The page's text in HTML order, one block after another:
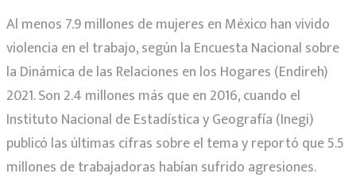
Al menos 7.9 millones de mujeres en México han vivido
violencia en el trabajo, según la Encuesta Nacional sobre
la Dinámica de las Relaciones en los Hogares (Endireh)
2021. Son 2.4 millones más que en 2016, cuando el
Instituto Nacional de Estadística y Geografía (Inegi)
publicó las últimas cifras sobre el tema y reportó que 5.5
millones de trabajadoras habían sufrido agresiones.